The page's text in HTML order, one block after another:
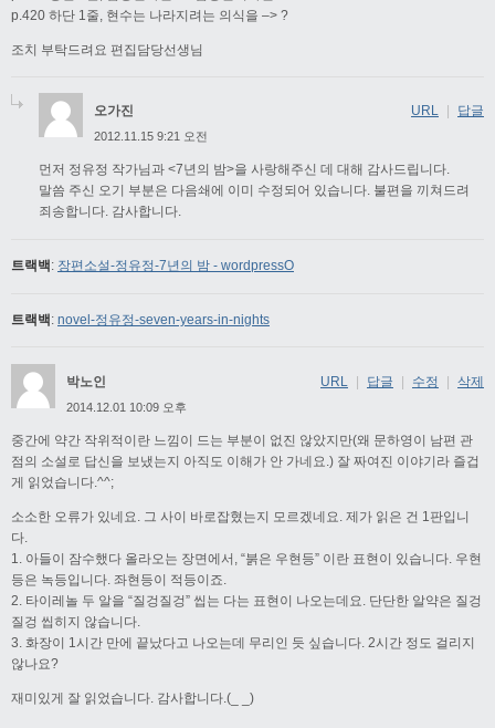
p.420 하단 1줄, 현수는 나라지려는 의식을 –> ?
조치 부탁드려요 편집담당선생님
오가진
2012.11.15 9:21 오전
먼저 정유정 작가님과 <7년의 밤>을 사랑해주신 데 대해 감사드립니다.
말씀 주신 오기 부분은 다음쇄에 이미 수정되어 있습니다. 불편을 끼쳐드려
죄송합니다. 감사합니다.
URL 답글
트랙백 : 장편소설-정유정-7년의 밤 - wordpressO
트랙백 : novel-정유정-seven-years-in-nights
박노인
2014.12.01 10:09 오후
중간에 약간 작위적이란 느낌이 드는 부분이 없진 않았지만(왜 문하영이 남편 관
점의 소설로 답신을 보냈는지 아직도 이해가 안 가네요.) 잘 짜여진 이야기라 즐겁
게 읽었습니다.^^;
소소한 오류가 있네요. 그 사이 바로잡혔는지 모르겠네요. 제가 읽은 건 1판입니
다.
1. 아들이 잠수했다 올라오는 장면에서, “붉은 우현등” 이란 표현이 있습니다. 우현
등은 녹등입니다. 좌현등이 적등이죠.
2. 타이레놀 두 알을 “질겅질겅” 씹는 다는 표현이 나오는데요. 단단한 알약은 질겅
질겅 씹히지 않습니다.
3. 화장이 1시간 만에 끝났다고 나오는데 무리인 듯 싶습니다. 2시간 정도 걸리지
않나요?
재미있게 잘 읽었습니다. 감사합니다.(_ _)
URL | 답글 | 수정 | 삭제